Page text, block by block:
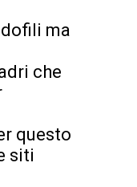
ma
che
questo
siti